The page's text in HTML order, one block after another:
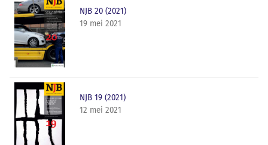
NJB 20 (2021)
19 mei 2021
NJB 19 (2021)
12 mei 2021